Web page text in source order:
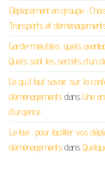
Déplacement en groupe :
Transports et
Garde-meubles, quels
Quels sont les secrets d’un
Ce qu'il faut savoir sur la
déménagements dans Une
d’urgence
Le taxi : pour faciliter vos
déménagements dans